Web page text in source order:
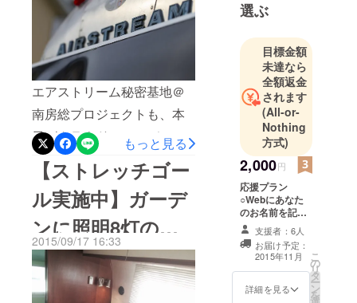
http://www.stellarplant.com
パトロンのみなさまからの
支援により、葉尺５メート
ルのヤシの木も植えること
ができました。 宿泊してい
ただけるのは、1967年製の
エアストリームです。 当時
のオリジナルコンディショ
ンをそのままに、ゆったり
とした時間を過ごしていた
だけます。 雰囲気を壊さな
いようにしつつ、エアコ
ン、全自動トイレ、冷蔵庫
エアストリーム秘密基地＠
南房総プロジェクトも、本
日がクラウドファンディン
グ受付最終日となりまし
た。 あっという間の１ヶ月
強でした。みなさんのご支
援に、メッセージに励まさ
れて準備を進めてきました
が、この連休中には、敷地
内ライトアップのテストを
もっと見る
【ストレッチゴー
ル実施中】ガーデ
ンに照明8灯の追
加を目指します！
2015/09/17 16:33
が管理会社
まかせの
「顔の見え
ない関係」
に疑問を感
じ、直営大
家になるこ
とを志す。
二地域居住
を経て南房
総・館山に
家族と移
住。
2017年に築
38年の元官
舎を1棟リノ
ベーション
選ぶ
目標金額
未達なら
全額返金
されます
(All-or-
Nothing
方式)
2,000円
応援プラン
○Webにあなた
のお名前を記載
します。 ○ロゴ
入りポケットス
クリュードライ
バー 1個
支援者：6人
お届け予定：
2015年11月
詳細を見る
こ
の
リ
タ
ー
ン
を